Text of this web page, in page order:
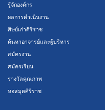
รู้จักองค์กร
ผลการดำเนินงาน
ศิษย์เก่าศิริราช
ค้นหาอาจารย์และผู้บริหาร
สมัครงาน
สมัครเรียน
รางวัลคุณภาพ
หอสมุดศิริราช